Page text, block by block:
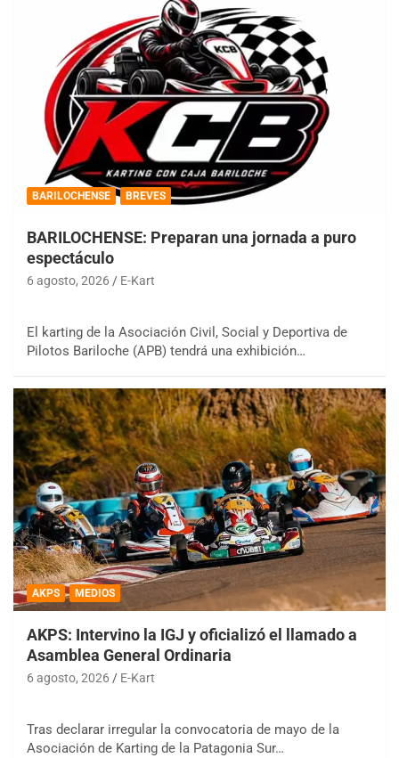
BARILOCHENSE BREVES
BARILOCHENSE: Preparan una jornada a puro
espectáculo
6 agosto, 2026 E-Kart
El karting de la Asociación Civil, Social y Deportiva de
Pilotos Bariloche (APB) tendrá una exhibición…
AKPS MEDIOS
AKPS: Intervino la IGJ y oficializó el llamado a
Asamblea General Ordinaria
6 agosto, 2026 E-Kart
Tras declarar irregular la convocatoria de mayo de la
Asociación de Karting de la Patagonia Sur…